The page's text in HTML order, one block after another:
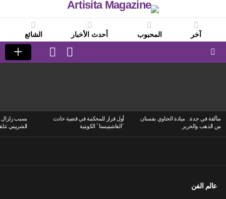
آخر المحبوب أحدث الأخبار الشائع
SWITCH
SKIN
LOGIN
متألقة في جدة.. ميادة الحناوي بفستان
من الذهب والحرير
أول قرار للمحكمة في قضية حادث
“الفاشينيستا” الكويتية
بسبب زلزال
الشربيني
عالم الفن